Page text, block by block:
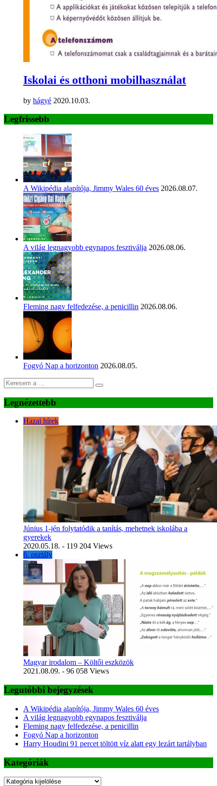
Iskolai és otthoni mobilhasználat
by hágyé 2020.10.03.
Legfrissebb
A Wikipédia alapítója, Jimmy Wales 60 éves 2026.08.07.
A világ legnagyobb egynapos fesztiválja 2026.08.06.
Fleming nagy felfedezése, a penicillin 2026.08.06.
Fogyó Nap a horizonton 2026.08.05.
Legnézettebb
Hazai hírek
Június 1-jén folytatódik a tanítás, mehetnek iskolába a
gyerekek
2020.05.18. - 119 204 Views
6. osztály
Magyar irodalom – Költői eszközök
2021.08.09. - 96 058 Views
Legutóbbi bejegyzések
A Wikipédia alapítója, Jimmy Wales 60 éves
A világ legnagyobb egynapos fesztiválja
Fleming nagy felfedezése, a penicillin
Fogyó Nap a horizonton
Harry Houdini 91 percet töltött víz alatt egy lezárt tartályban
Kategóriák
Kategóriák